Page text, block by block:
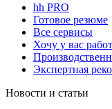
hh PRO
Готовое резюме
Все сервисы
Хочу у вас
Экспертная
Новости и статьи